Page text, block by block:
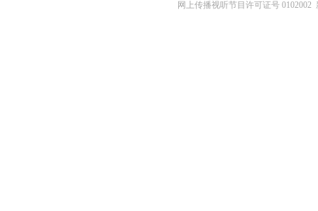
网上传播视听节目许可证号 0102002